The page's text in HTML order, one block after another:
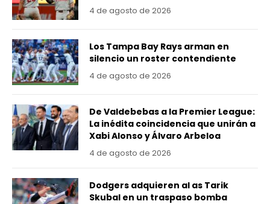
4 de agosto de 2026
Los Tampa Bay Rays arman en
silencio un roster contendiente
4 de agosto de 2026
De Valdebebas a la Premier League:
La inédita coincidencia que unirán a
Xabi Alonso y Álvaro Arbeloa
4 de agosto de 2026
Dodgers adquieren al as Tarik
Skubal en un traspaso bomba